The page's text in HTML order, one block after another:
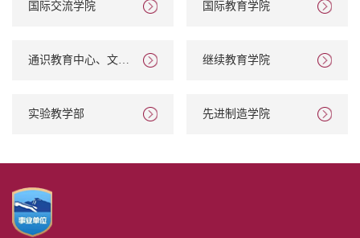
国际交流学院 国际教育学院
通识教育中心、文化 继续教育学院
实验教学部 先进制造学院